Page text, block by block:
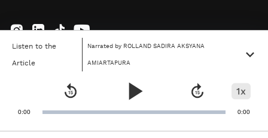
Listen to the
Article
Narrated by ROLLAND SADIRA AKSYANA
AMIARTAPURA